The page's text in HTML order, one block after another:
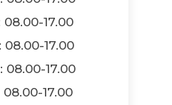
17.00
08.00-17.00
08.00-17.00
17.00